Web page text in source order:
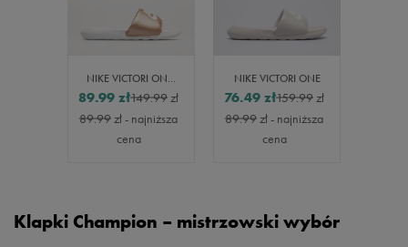
NIKE VICTORI ONE SLIDE
149.99zł
89.99 zł
89.99zł- najniższa
cena
NIKE VICTORI ONE
159.99zł
76.49 zł
89.99zł- najniższa
cena
Klapki Champion – mistrzowski wybór